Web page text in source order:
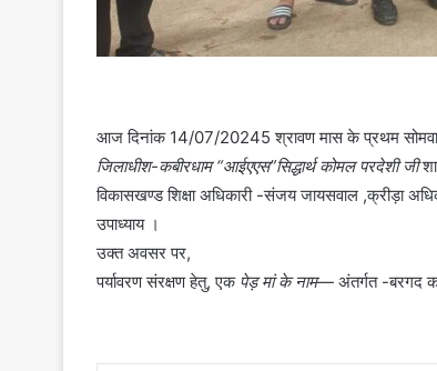
आज दिनांक 14/07/20245 श्रावण मास के प्रथम
जिलाधीश-कबीरधाम “आईएएस”सिद्धार्थ कोमल परदेशी जी
विकासखण्ड शिक्षा अधिकारी -संजय जायसवाल ,क्रीड़ा
उपाध्याय ।
उक्त अवसर पर,
पर्यावरण संरक्षण हेतु, एक पेड़ मां के नाम— अंतर्गत -बरगद का